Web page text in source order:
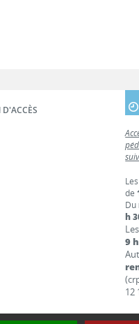
D'ACCÈS
de
Du
h
9 h
12